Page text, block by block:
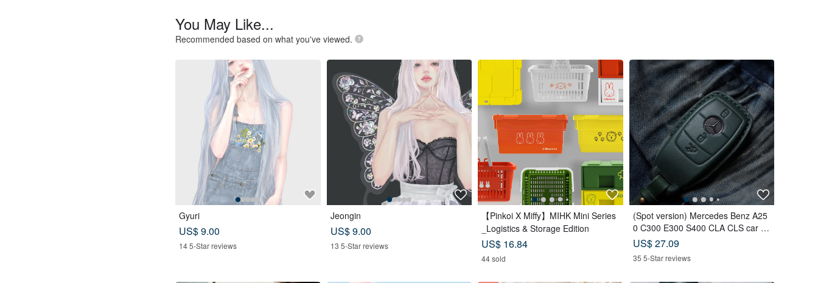
You May Like...
Recommended based on what you've viewed.
Gyuri
US$ 9.00
14 5-Star reviews
Jeongin
US$ 9.00
13 5-Star reviews
【Pinkoi X Miffy】MIHK Mini Series
_Logistics & Storage Edition
US$ 16.84
44 sold
(Spot version) Mercedes Benz A25
0 C300 E300 S400 CLA CLS car ke
y leather case
US$ 27.09
35 5-Star reviews